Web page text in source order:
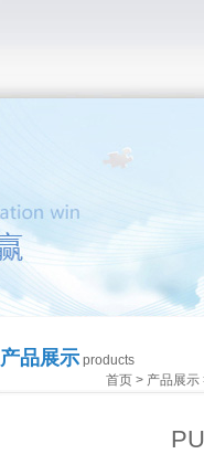
产品展示products
首页> 产品展示